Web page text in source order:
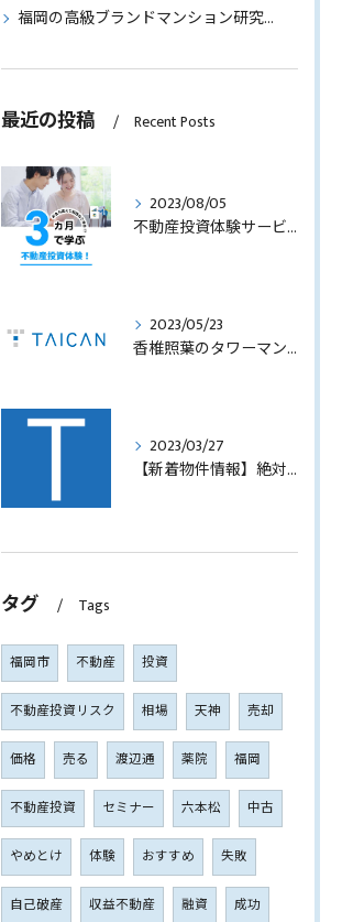
福岡の高級ブランドマンション研究～物件情報もご紹介～
最近の投稿 Recent Posts
2023/08/05
不動産投資体験サービスのサービス内容を見直します！
2023/05/23
香椎照葉のタワーマンション！高利回りオーナーチェンジ販売します！
2023/03/27
【新着物件情報】絶対に手に入れたい福岡市西中洲の収益テナントビル
タグ Tags
福岡市 不動産 投資
不動産投資リスク 相場 天神 売却
価格 売る 渡辺通 薬院 福岡
不動産投資 セミナー 六本松 中古
やめとけ 体験 おすすめ 失敗
自己破産 収益不動産 融資 成功